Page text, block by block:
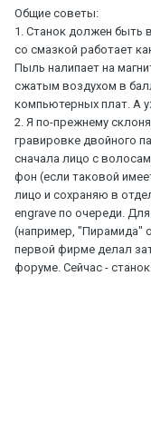
Общие советы:
1. Станок должен быть
со смазкой работает
Пыль налипает на
сжатым воздухом в
компьютерных плат. А
2. Я по-прежнему
гравировке двойного
сначала лицо с
фон (если таковой
лицо и сохраняю в
engrave по очереди.
(например, "Пирамида"
первой фирме делал
форуме. Сейчас -